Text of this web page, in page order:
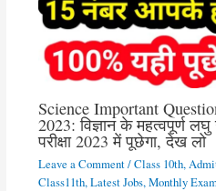
Science Important
2023: विज्ञान के महत्वपूर्ण लघु
परीक्षा 2023 में पूछेगा, देख लो
Leave a Comment /Class 10th,
Class11th,Latest Jobs,Monthly